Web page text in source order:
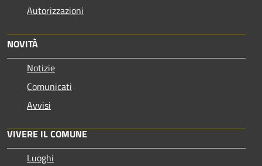
Autorizzazioni
NOVITÀ
Notizie
Comunicati
Avvisi
VIVERE IL COMUNE
Luoghi